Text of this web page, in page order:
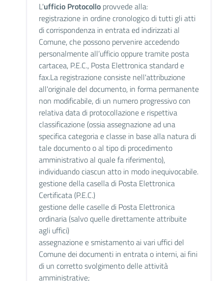
L'ufficio Protocollo provvede alla:
registrazione in ordine cronologico di tutti gli atti
di corrispondenza in entrata ed indirizzati al
Comune, che possono pervenire accedendo
personalmente all’ufficio oppure tramite posta
cartacea, P.E.C., Posta Elettronica standard e
fax.La registrazione consiste nell'attribuzione
all'originale del documento, in forma permanente
non modificabile, di un numero progressivo con
relativa data di protocollazione e rispettiva
classificazione (ossia assegnazione ad una
specifica categoria e classe in base alla natura di
tale documento o al tipo di procedimento
amministrativo al quale fa riferimento),
individuando ciascun atto in modo inequivocabile.
gestione della casella di Posta Elettronica
Certificata (P.E.C.)
gestione delle caselle di Posta Elettronica
ordinaria (salvo quelle direttamente attribuite
agli uffici)
assegnazione e smistamento ai vari uffici del
Comune dei documenti in entrata o interni, ai fini
di un corretto svolgimento delle attività
amministrative;